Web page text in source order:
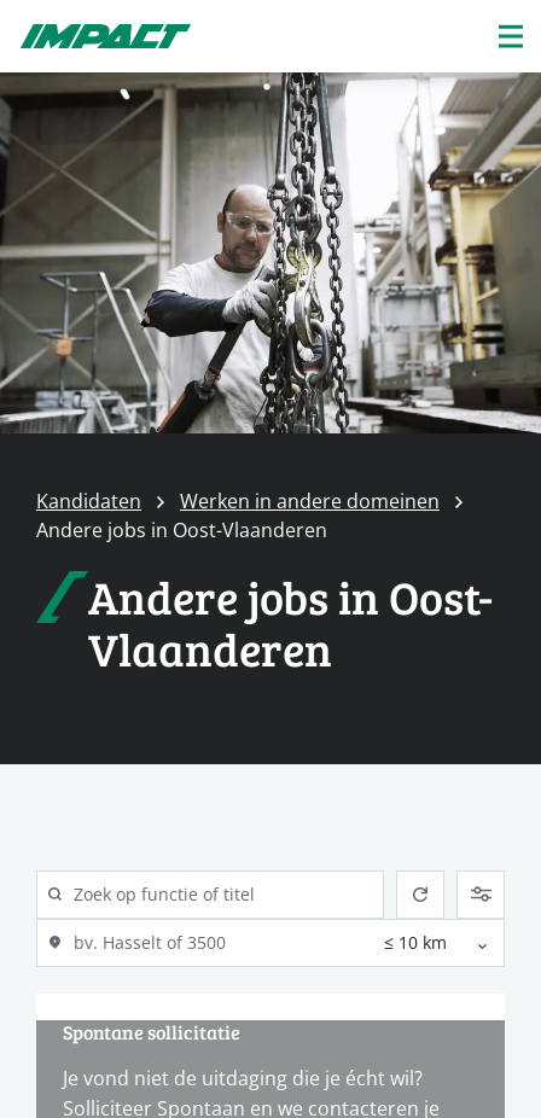
Kandidaten
Werken in andere domeinen
Andere jobs in Oost-Vlaanderen
Andere jobs in Oost-
Vlaanderen
Spontane sollicitatie
Je vond niet de uitdaging die je écht wil?
Solliciteer Spontaan en we contacteren je